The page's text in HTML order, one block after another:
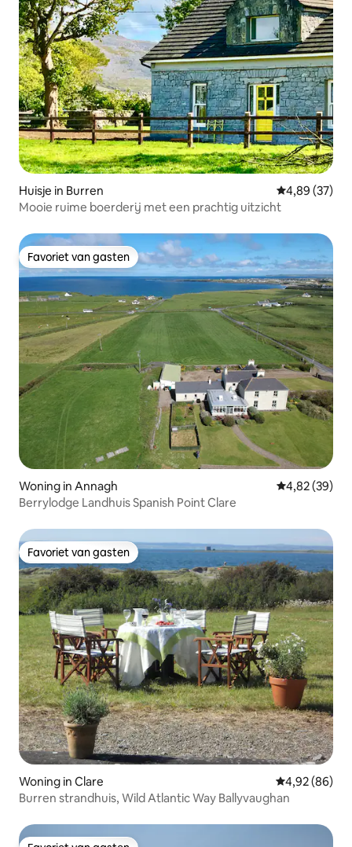
Huisje in Burren Gemiddelde
4,89 (37)
Mooie ruime boerderij met een prachtig uitzicht
Favoriet van gasten
Favoriet van gasten
Woning in Annagh Gemiddelde
4,82 (39)
Berrylodge Landhuis Spanish Point Clare
Favoriet van gasten
Favoriet van gasten
Woning in Clare Gemiddelde
4,92 (86)
Burren strandhuis, Wild Atlantic Way Ballyvaughan